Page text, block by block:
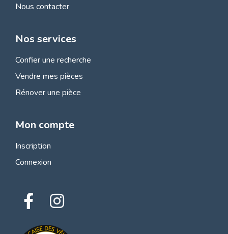
Nous contacter
Nos services
Confier une recherche
Vendre mes pièces
Rénover une pièce
Mon compte
Inscription
Connexion